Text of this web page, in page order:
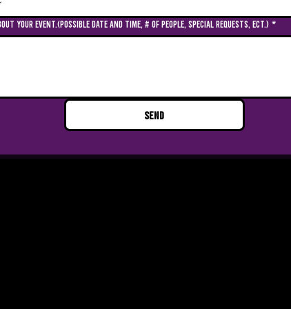
your event.(Possible date and time, # of people, special requests, ect.) *
Send